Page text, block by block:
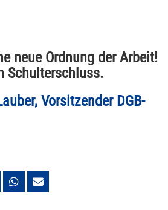
neue Ordnung der Arbeit!
Schulterschluss.
Vorsitzender DGB-